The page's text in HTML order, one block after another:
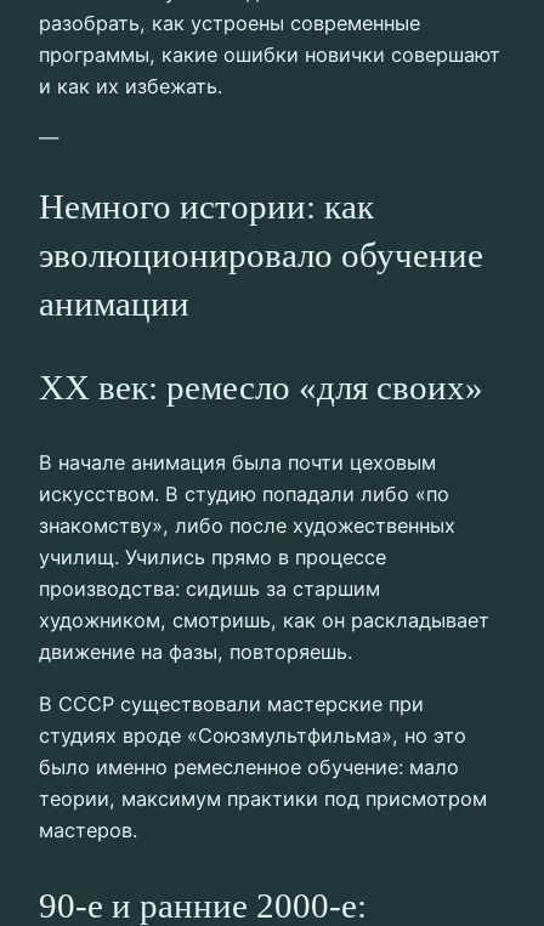
разобрать, как устроены современные
программы, какие ошибки новички совершают
и как их избежать.
—
Немного истории: как
эволюционировало обучение
анимации
XX век: ремесло «для своих»
В начале анимация была почти цеховым
искусством. В студию попадали либо «по
знакомству», либо после художественных
училищ. Учились прямо в процессе
производства: сидишь за старшим
художником, смотришь, как он раскладывает
движение на фазы, повторяешь.
В СССР существовали мастерские при
студиях вроде «Союзмультфильма», но это
было именно ремесленное обучение: мало
теории, максимум практики под присмотром
мастеров.
90-е и ранние 2000-е: